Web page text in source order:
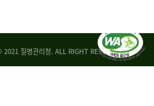
2021 질병관리청. ALL RIGHT RESERVED